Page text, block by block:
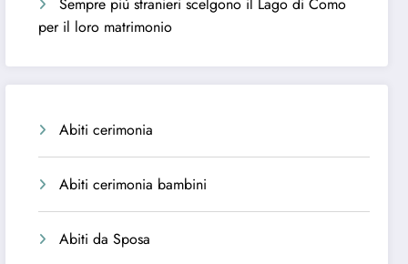
per il loro matrimonio
Abiti cerimonia
Abiti cerimonia bambini
Abiti da Sposa